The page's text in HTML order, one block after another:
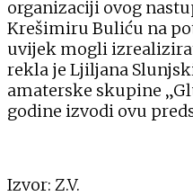
organizaciji ovog
Krešimiru Buliću na
uvijek mogli
rekla je Ljiljana
amaterske skupine
godine izvodi ovu
Izvor: Z.V.